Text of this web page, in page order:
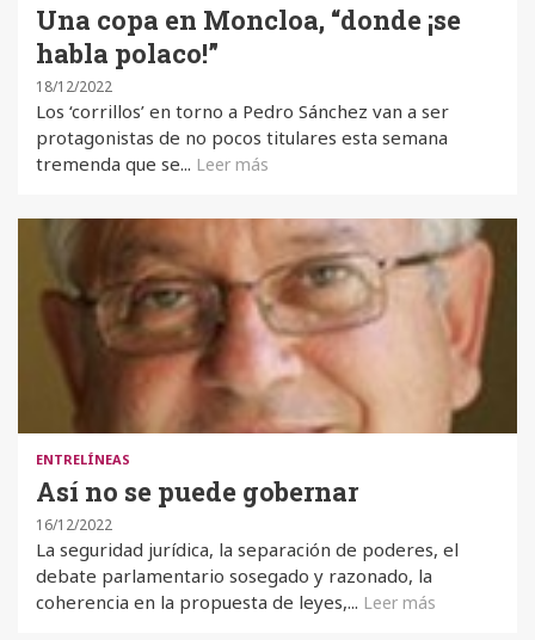
Una copa en Moncloa, “donde ¡se
habla polaco!”
18/12/2022
Los ‘corrillos’ en torno a Pedro Sánchez van a ser
protagonistas de no pocos titulares esta semana
tremenda que se... Leer más
ENTRELÍNEAS
Así no se puede gobernar
16/12/2022
La seguridad jurídica, la separación de poderes, el
debate parlamentario sosegado y razonado, la
coherencia en la propuesta de leyes,... Leer más